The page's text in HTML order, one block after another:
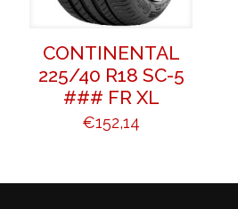
CONTINENTAL
225/40 R18 SC-5
### FR XL
€152,14